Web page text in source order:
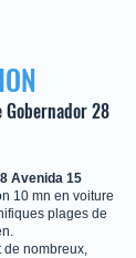
Gobernador 28
Avenida 15
10 mn en voiture
plages de
de nombreux,